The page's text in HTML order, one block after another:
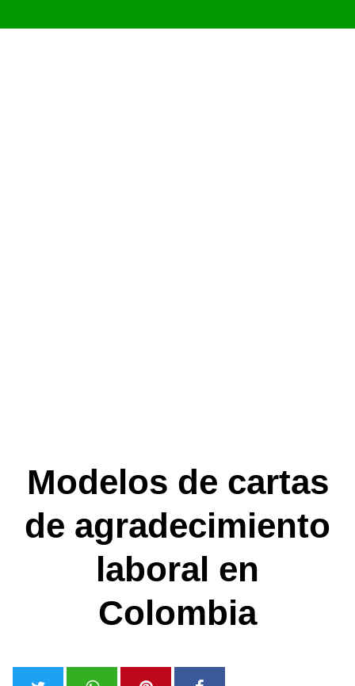
al
Modelos de cartas
de agradecimiento
laboral en
Colombia